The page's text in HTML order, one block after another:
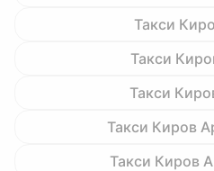
Такси
Такси
Такси
Такси Киров
Такси Киров